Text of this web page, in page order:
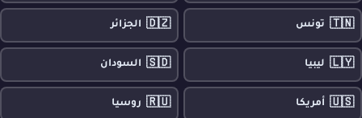
🇹🇳 تونس 🇩🇿 الجزائر
🇱🇾 ليبيا 🇸🇩 السودان
🇺🇸 أمريكا 🇷🇺 روسيا